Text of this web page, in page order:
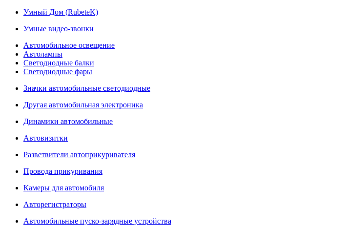
Умный Дом (RubeteK)
Умные видео-звонки
Автомобильное освещение
Автолампы
Светодиодные балки
Светодиодные фары
Значки автомобильные светодиодные
Другая автомобильная электроника
Динамики автомобильные
Автовизитки
Разветвители автоприкуривателя
Провода прикуривания
Камеры для автомобиля
Авторегистраторы
Автомобильные пуско-зарядные устройства